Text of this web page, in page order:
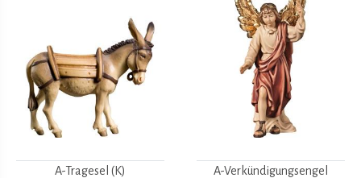
A-Tragesel (K) A-Verkündigungsengel